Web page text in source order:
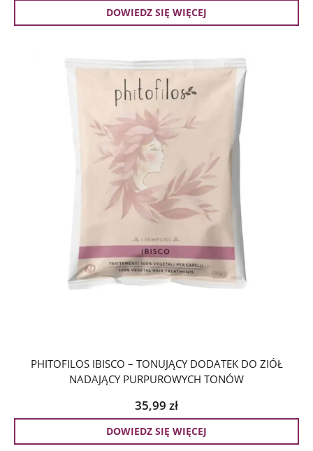
DOWIEDZ SIĘ WIĘCEJ
PHITOFILOS IBISCO – TONUJĄCY DODATEK DO ZIÓŁ
NADAJĄCY PURPUROWYCH TONÓW
35,99 zł
DOWIEDZ SIĘ WIĘCEJ